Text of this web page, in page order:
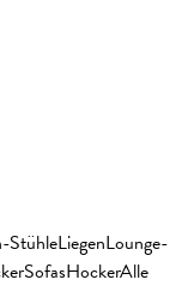
StühleLiegenLounge-
SofasHockerAlle